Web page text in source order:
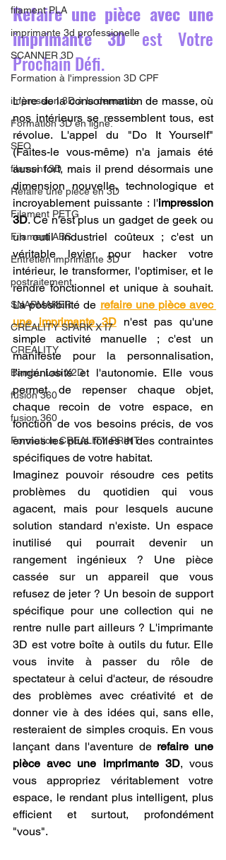
filament PLA
imprimante 3d professionelle
SCANNER 3D
Formation à l'impression 3D CPF
impression 3D à la demande
Formation 3D en ligne.
SEO
filament 3D
Refaire une piece en 3D
Filament PETG
Filament ABS
Entretien imprimante 3D
postraitement
SNAPMAKER
CRÉALITY SPARK X I7
CREALITY
Bambu Lab X2D
fusion 360
fusion 360
Formation CREALITY PRINT
Refaire une pièce avec une
imprimante 3D est Votre
Prochain Défi.
L'ère de la consommation de masse, où
nos intérieurs se ressemblent tous, est
révolue. L'appel du "Do It Yourself"
(Faites-le vous-même) n'a jamais été
aussi fort, mais il prend désormais une
dimension nouvelle, technologique et
incroyablement puissante : l'impression
3D. Ce n'est plus un gadget de geek ou
un outil industriel coûteux ; c'est un
véritable levier pour hacker votre
intérieur, le transformer, l'optimiser, et le
rendre fonctionnel et unique à souhait.
La possibilité de refaire une pièce avec
une imprimante 3D n'est pas qu'une
simple activité manuelle ; c'est un
manifeste pour la personnalisation,
l'ingéniosité et l'autonomie. Elle vous
permet de repenser chaque objet,
chaque recoin de votre espace, en
fonction de vos besoins précis, de vos
envies les plus folles et des contraintes
spécifiques de votre habitat.
Imaginez pouvoir résoudre ces petits
problèmes du quotidien qui vous
agacent, mais pour lesquels aucune
solution standard n'existe. Un espace
inutilisé qui pourrait devenir un
rangement ingénieux ? Une pièce
cassée sur un appareil que vous
refusez de jeter ? Un besoin de support
spécifique pour une collection qui ne
rentre nulle part ailleurs ? L'imprimante
3D est votre boîte à outils du futur. Elle
vous invite à passer du rôle de
spectateur à celui d'acteur, de résoudre
des problèmes avec créativité et de
donner vie à des idées qui, sans elle,
resteraient de simples croquis. En vous
lançant dans l'aventure de refaire une
pièce avec une imprimante 3D, vous
vous appropriez véritablement votre
espace, le rendant plus intelligent, plus
efficient et surtout, profondément
"vous".